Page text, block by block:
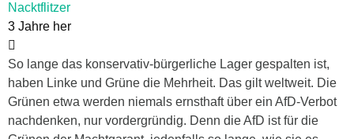
Nacktflitzer
3 Jahre her
So lange das konservativ-bürgerliche Lager gespalten ist,
haben Linke und Grüne die Mehrheit. Das gilt weltweit. Die
Grünen etwa werden niemals ernsthaft über ein AfD-Verbot
nachdenken, nur vordergründig. Denn die AfD ist für die